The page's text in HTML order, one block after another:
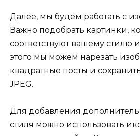
Далее, мы будем работать с
Важно подобрать картинки,
соответствуют вашему стилю
этого мы можем нарезать
квадратные посты и
JPEG.
Для добавления
стиля можно использовать